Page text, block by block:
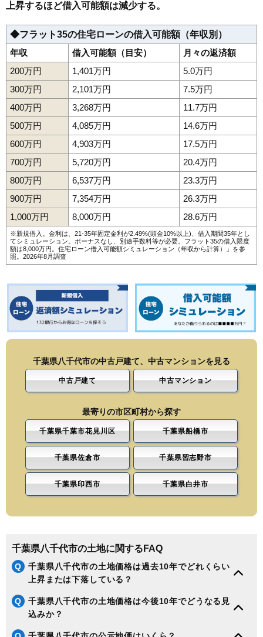
上昇するほど借入可能額は減少する。
◆フラット35の住宅ローンの借入可能額（年収別）
年収
借入可能額（目安）
月々の返済額
200万円
1,401万円
5.0万円
300万円
2,101万円
7.5万円
400万円
3,268万円
11.7万円
500万円
4,085万円
14.6万円
600万円
4,903万円
17.5万円
700万円
5,720万円
20.4万円
800万円
6,537万円
23.3万円
900万円
7,354万円
26.3万円
1,000万円
8,000万円 28.6万円
※新規借入。金利は、21-35年固定金利が2.49%(頭金10%以上)、借入期間35年とし
てシミュレーション。ボーナスなし、別途手数料等が必要。フラット35の借入限度
額は8,000万円。 住宅ローン借入可能額シミュレーション（年収から計算）
」を参
照。2026年8月調査
千葉県八千代市の中古戸建て、中古マンションを見る
中古戸建て 中古マンション
最寄りの市区町村から探す
千葉県千葉市花見川区 千葉県船橋市
千葉県佐倉市 千葉県習志野市
千葉県印西市 千葉県白井市
千葉県八千代市の土地に関するFAQ
Q
千葉県八千代市の土地価格は過去10年でどれくらい
上昇または下落している？
Q
千葉県八千代市の土地価格は今後10年でどうなる見
込みか？